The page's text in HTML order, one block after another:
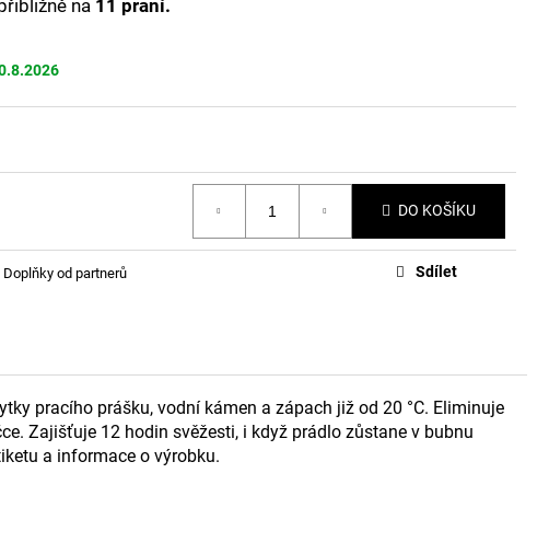
na 11 praní.
DO KOŠÍKU
Doplňky od partnerů Sdílet
pracího prášku, vodní kámen a zápach již od 20 °C. Eliminuje
Zajišťuje 12 hodin svěžesti, i když prádlo zůstane v bubnu
a informace o výrobku.